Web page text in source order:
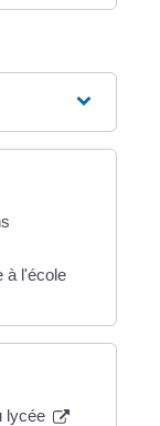
à l'école
lycée